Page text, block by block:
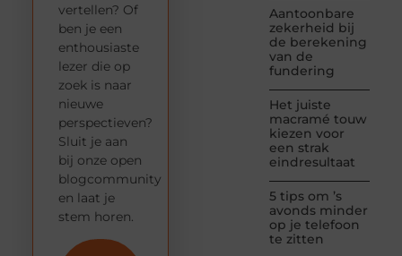
Aantoonbare
zekerheid bij
de berekening
van de
fundering
Het juiste
macramé touw
kiezen voor
een strak
eindresultaat
5 tips om ’s
avonds minder
op je telefoon
te zitten
vertellen? Of
ben je een
enthousiaste
lezer die op
zoek is naar
nieuwe
perspectieven?
Sluit je aan
bij onze open
blogcommunity
en laat je
stem horen.